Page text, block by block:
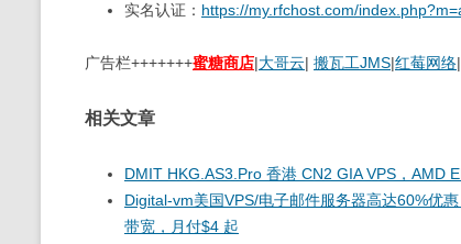
实名认证： https://my.rfchost.com/
广告栏+++++++蜜糖商店|大哥云| 搬瓦工JMS|红莓网络|
相关文章
DMIT HKG.AS3.Pro 香港 CN2 GIA VPS，AMD
Digital-vm美国VPS/电子邮件服务器高达60%优
带宽，月付$4 起